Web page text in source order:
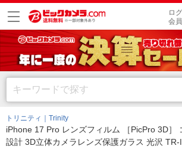
ロ
会
トリニティ｜Trinity
iPhone 17 Pro レンズフィルム ［PicPro 3D］
設計 3D立体カメラレンズ保護ガラス 光沢